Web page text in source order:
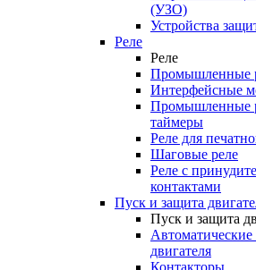
(УЗО)
Устройства
Реле
Реле
Промышленные
Интерфейсные
Промышленные
таймеры
Реле для
Шаговые реле
Реле с
контактами
Пуск и защита
Пуск и защита
двигателя
Контакторы